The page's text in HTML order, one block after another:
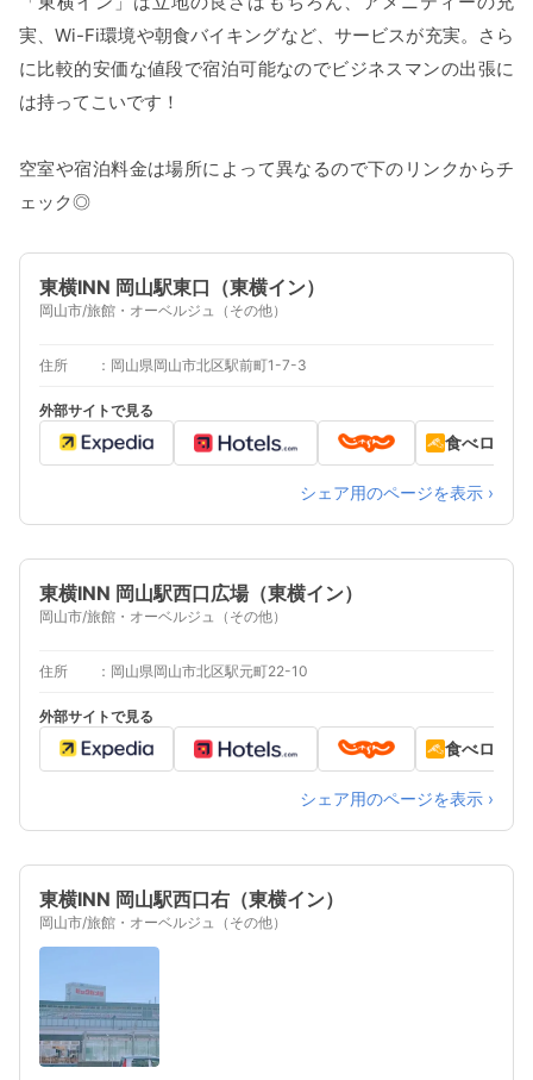
実、Wi-Fi環境や朝食バイキングなど、サービスが充実。さら
に比較的安価な値段で宿泊可能なのでビジネスマンの出張に
は持ってこいです！
空室や宿泊料金は場所によって異なるので下のリンクからチ
ェック◎
東横INN 岡山駅東口（東横イン）
岡山市/旅館・オーベルジュ（その他）
住所 岡山県岡山市北区駅前町1-7-3
外部サイトで見る
食べログ
シェア用のページを表示 ›
東横INN 岡山駅西口広場（東横イン）
岡山市/旅館・オーベルジュ（その他）
住所 岡山県岡山市北区駅元町22-10
外部サイトで見る
食べログ
シェア用のページを表示 ›
東横INN 岡山駅西口右（東横イン）
岡山市/旅館・オーベルジュ（その他）